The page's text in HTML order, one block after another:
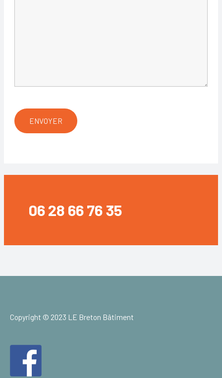
06 28 66 76 35
Copyright © 2023 LE Breton Bâtiment